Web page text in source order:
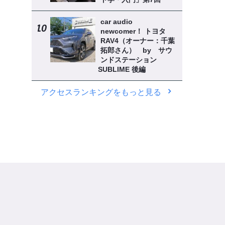
car audio
newcomer！ トヨタ
RAV4（オーナー：千葉
拓郎さん） by サウ
ンドステーション
SUBLIME 後編
アクセスランキングをもっと見る